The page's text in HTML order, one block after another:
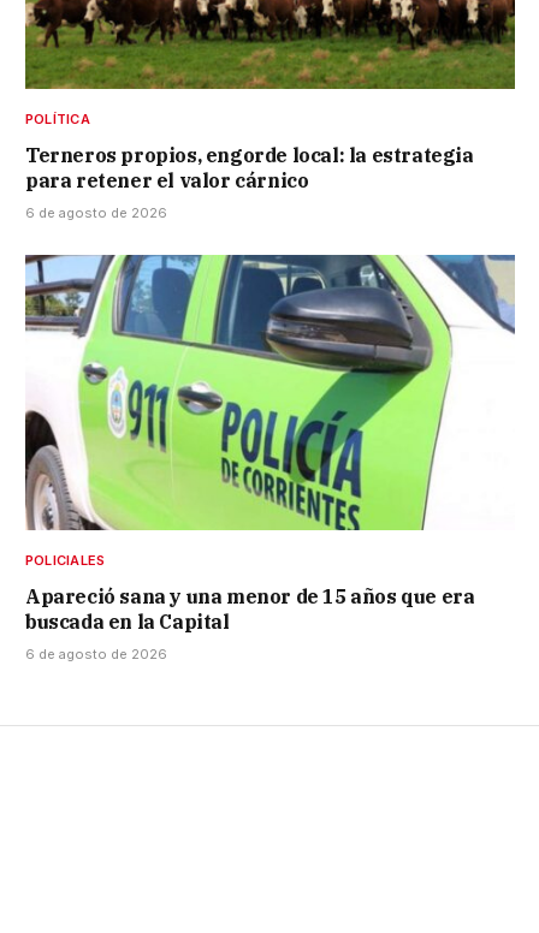
POLÍTICA
Terneros propios, engorde local: la estrategia
para retener el valor cárnico
6 de agosto de 2026
POLICIALES
Apareció sana y una menor de 15 años que era
buscada en la Capital
6 de agosto de 2026